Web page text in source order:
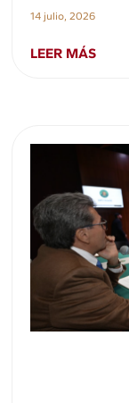
14 julio, 2026
LEER MÁS